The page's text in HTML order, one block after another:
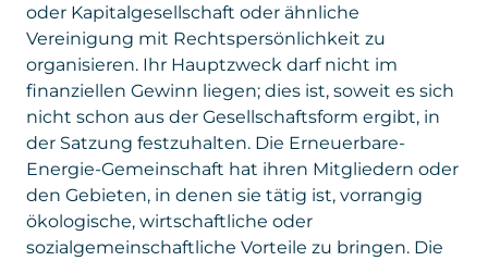
oder Kapitalgesellschaft oder ähnliche
Vereinigung mit Rechtspersönlichkeit zu
organisieren. Ihr Hauptzweck darf nicht im
finanziellen Gewinn liegen; dies ist, soweit es sich
nicht schon aus der Gesellschaftsform ergibt, in
der Satzung festzuhalten. Die Erneuerbare-
Energie-Gemeinschaft hat ihren Mitgliedern oder
den Gebieten, in denen sie tätig ist, vorrangig
ökologische, wirtschaftliche oder
sozialgemeinschaftliche Vorteile zu bringen. Die